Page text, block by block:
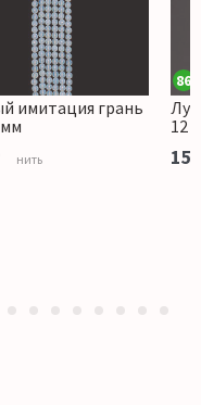
имитация грань
нить
86
12